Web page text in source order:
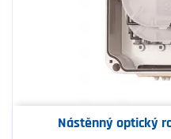
Nástěnný optický